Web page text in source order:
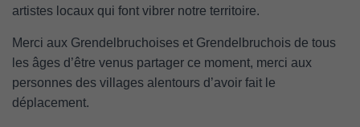
artistes locaux qui font vibrer notre territoire.
Merci aux Grendelbruchoises et Grendelbruchois de tous
les âges d’être venus partager ce moment, merci aux
personnes des villages alentours d’avoir fait le
déplacement.